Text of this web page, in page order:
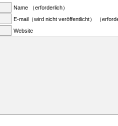
Name （erforderlich）
E-mail（wird nicht veröffentlicht） （
Website